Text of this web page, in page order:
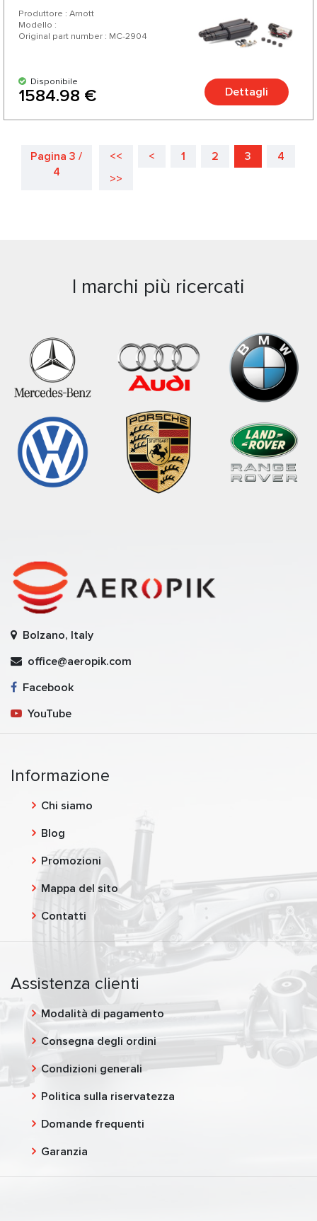
Produttore : Arnott
Modello :
Original part number : MC-2904
Disponibile
1584.98 € Dettagli
Pagina 3 /
4
<< < 1 2 3
4
>>
I marchi più ricercati
Bolzano, Italy
office@aeropik.com
Facebook
YouTube
Informazione
Chi siamo
Blog
Promozioni
Mappa del sito
Contatti
Assistenza clienti
Modalità di pagamento
Consegna degli ordini
Condizioni generali
Politica sulla riservatezza
Domande frequenti
Garanzia